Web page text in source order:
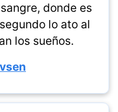
donde es
lo ato al
los sueños.